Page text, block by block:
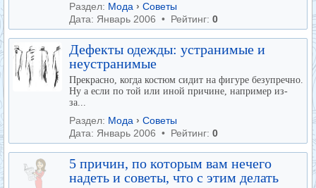
Раздел: Мода › Советы
Дата: Январь 2006 • Рейтинг: 0
Дефекты одежды: устранимые и
неустранимые
Прекрасно, когда костюм сидит на фигуре безупречно.
Ну а если по той или иной причине, например из-
за...
Раздел: Мода › Советы
Дата: Январь 2006 • Рейтинг: 0
5 причин, по которым вам нечего
надеть и советы, что с этим делать